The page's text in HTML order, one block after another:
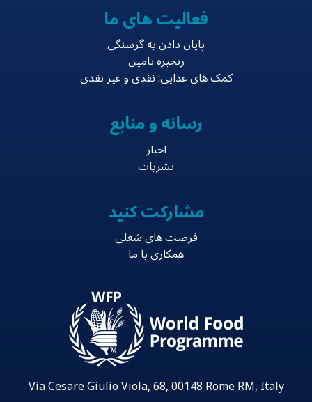
فعالیت های ما
پایان دادن به گرسنگی
زنجیره تامین
کمک های غذایی: نقدی و غیر نقدی
رسانه و منابع
اخبار
نشریات
مشارکت کنید
فرصت های شغلی
همکاری با ما
Via Cesare Giulio Viola, 68, 00148 Rome RM, Italy